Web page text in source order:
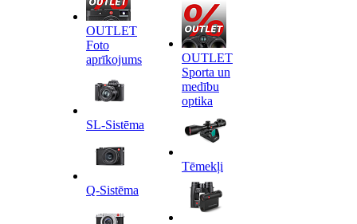
OUTLET
Foto
aprīkojums
SL-Sistēma
Q-Sistēma
OUTLET
Sporta un
medību
optika
Tēmekļi